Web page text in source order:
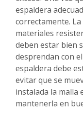
espaldera
correctamente.
materiales
deben estar bien
desprendan con
espaldera debe
evitar que se
instalada la malla
mantenerla en